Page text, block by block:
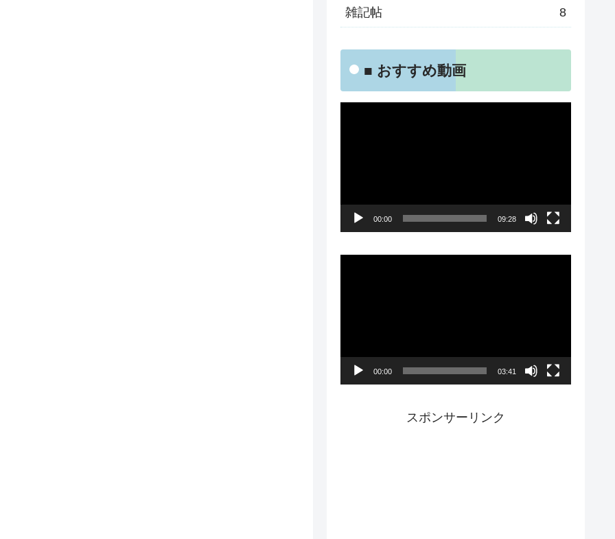
雑記帖 8
■ おすすめ動画
00:00 09:28
00:00 03:41
スポンサーリンク